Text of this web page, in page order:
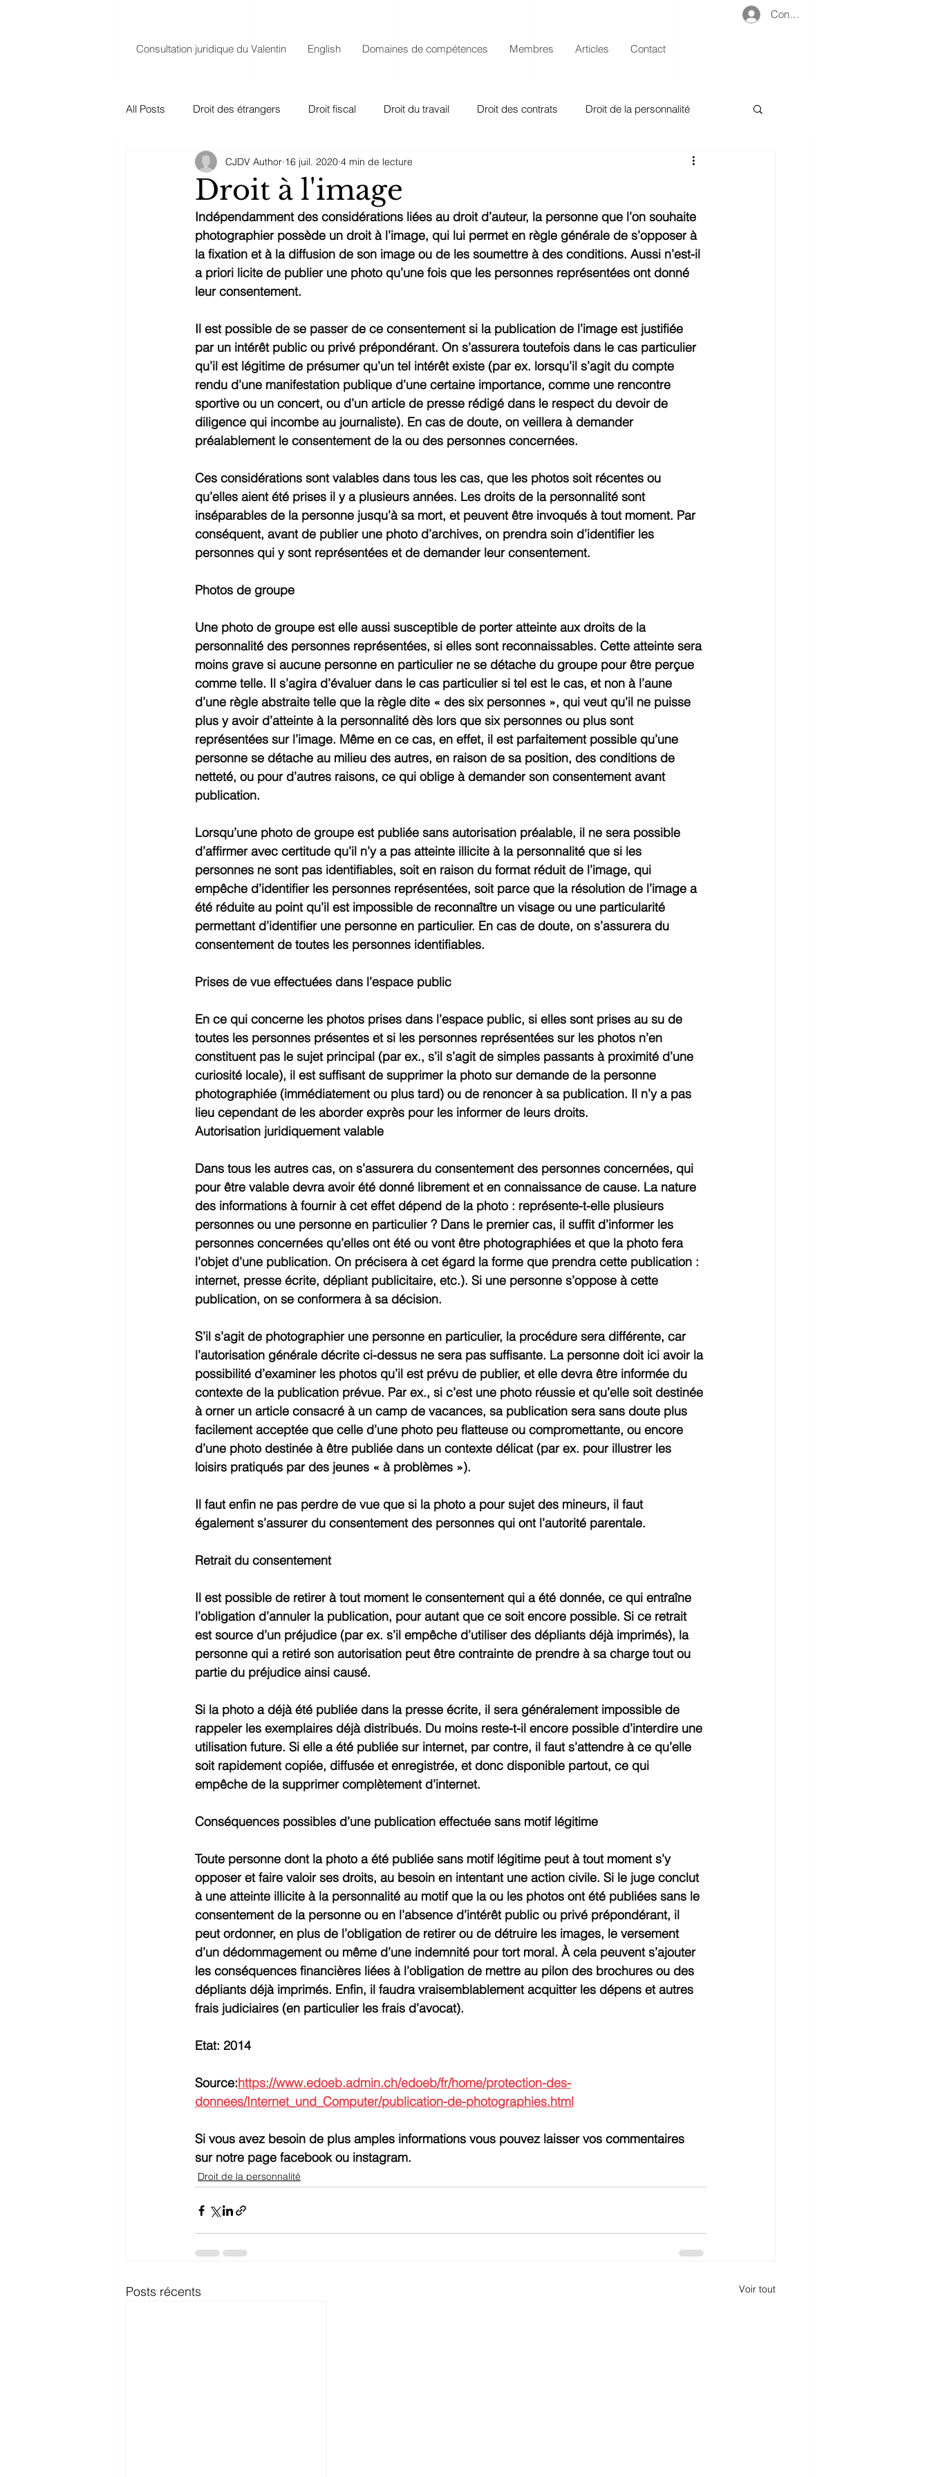
Connexion
Consultation juridique du Valentin English Domaines de compétences Membres Articles Contact
All Posts Droit des étrangers Droit fiscal Droit du travail Droit des contrats Droit de la personnalité
Droit successoral Droit des obligations Droit de bail
Droit de la famille Covid 19 Autres Droit de la construction
Droit à l'image
CJDV Author 16 juil. 2020 4 min de lecture
Indépendamment des considérations liées au droit d’auteur, la personne que l’on souhaite
photographier possède un droit à l’image, qui lui permet en règle générale de s’opposer à
la fixation et à la diffusion de son image ou de les soumettre à des conditions. Aussi n’est-il
a priori licite de publier une photo qu’une fois que les personnes représentées ont donné
leur consentement.
Il est possible de se passer de ce consentement si la publication de l’image est justifiée
par un intérêt public ou privé prépondérant. On s’assurera toutefois dans le cas particulier
qu’il est légitime de présumer qu’un tel intérêt existe (par ex. lorsqu’il s’agit du compte
rendu d’une manifestation publique d’une certaine importance, comme une rencontre
sportive ou un concert, ou d’un article de presse rédigé dans le respect du devoir de
diligence qui incombe au journaliste). En cas de doute, on veillera à demander
préalablement le consentement de la ou des personnes concernées.
Ces considérations sont valables dans tous les cas, que les photos soit récentes ou
qu’elles aient été prises il y a plusieurs années. Les droits de la personnalité sont
inséparables de la personne jusqu’à sa mort, et peuvent être invoqués à tout moment. Par
conséquent, avant de publier une photo d’archives, on prendra soin d’identifier les
personnes qui y sont représentées et de demander leur consentement.
Photos de groupe
Une photo de groupe est elle aussi susceptible de porter atteinte aux droits de la
personnalité des personnes représentées, si elles sont reconnaissables. Cette atteinte sera
moins grave si aucune personne en particulier ne se détache du groupe pour être perçue
comme telle. Il s’agira d’évaluer dans le cas particulier si tel est le cas, et non à l’aune
d’une règle abstraite telle que la règle dite « des six personnes », qui veut qu’il ne puisse
plus y avoir d’atteinte à la personnalité dès lors que six personnes ou plus sont
représentées sur l’image. Même en ce cas, en effet, il est parfaitement possible qu’une
personne se détache au milieu des autres, en raison de sa position, des conditions de
netteté, ou pour d’autres raisons, ce qui oblige à demander son consentement avant
publication.
Lorsqu’une photo de groupe est publiée sans autorisation préalable, il ne sera possible
d’affirmer avec certitude qu’il n’y a pas atteinte illicite à la personnalité que si les
personnes ne sont pas identifiables, soit en raison du format réduit de l’image, qui
empêche d’identifier les personnes représentées, soit parce que la résolution de l’image a
été réduite au point qu’il est impossible de reconnaître un visage ou une particularité
permettant d’identifier une personne en particulier. En cas de doute, on s’assurera du
consentement de toutes les personnes identifiables.
Prises de vue effectuées dans l’espace public
En ce qui concerne les photos prises dans l’espace public, si elles sont prises au su de
toutes les personnes présentes et si les personnes représentées sur les photos n’en
constituent pas le sujet principal (par ex., s’il s’agit de simples passants à proximité d’une
curiosité locale), il est suffisant de supprimer la photo sur demande de la personne
photographiée (immédiatement ou plus tard) ou de renoncer à sa publication. Il n’y a pas
lieu cependant de les aborder exprès pour les informer de leurs droits.
Autorisation juridiquement valable
Dans tous les autres cas, on s’assurera du consentement des personnes concernées, qui
pour être valable devra avoir été donné librement et en connaissance de cause. La nature
des informations à fournir à cet effet dépend de la photo : représente-t-elle plusieurs
personnes ou une personne en particulier ? Dans le premier cas, il suffit d’informer les
personnes concernées qu’elles ont été ou vont être photographiées et que la photo fera
l’objet d’une publication. On précisera à cet égard la forme que prendra cette publication :
internet, presse écrite, dépliant publicitaire, etc.). Si une personne s’oppose à cette
publication, on se conformera à sa décision.
S’il s’agit de photographier une personne en particulier, la procédure sera différente, car
l’autorisation générale décrite ci-dessus ne sera pas suffisante. La personne doit ici avoir la
possibilité d’examiner les photos qu’il est prévu de publier, et elle devra être informée du
contexte de la publication prévue. Par ex., si c’est une photo réussie et qu’elle soit destinée
à orner un article consacré à un camp de vacances, sa publication sera sans doute plus
facilement acceptée que celle d’une photo peu flatteuse ou compromettante, ou encore
d’une photo destinée à être publiée dans un contexte délicat (par ex. pour illustrer les
loisirs pratiqués par des jeunes « à problèmes »).
Il faut enfin ne pas perdre de vue que si la photo a pour sujet des mineurs, il faut
également s’assurer du consentement des personnes qui ont l’autorité parentale.
Retrait du consentement
Il est possible de retirer à tout moment le consentement qui a été donnée, ce qui entraîne
l’obligation d’annuler la publication, pour autant que ce soit encore possible. Si ce retrait
est source d’un préjudice (par ex. s’il empêche d’utiliser des dépliants déjà imprimés), la
personne qui a retiré son autorisation peut être contrainte de prendre à sa charge tout ou
partie du préjudice ainsi causé.
Si la photo a déjà été publiée dans la presse écrite, il sera généralement impossible de
rappeler les exemplaires déjà distribués. Du moins reste-t-il encore possible d’interdire une
utilisation future. Si elle a été publiée sur internet, par contre, il faut s’attendre à ce qu’elle
soit rapidement copiée, diffusée et enregistrée, et donc disponible partout, ce qui
empêche de la supprimer complètement d’internet.
Conséquences possibles d’une publication effectuée sans motif légitime
Toute personne dont la photo a été publiée sans motif légitime peut à tout moment s’y
opposer et faire valoir ses droits, au besoin en intentant une action civile. Si le juge conclut
à une atteinte illicite à la personnalité au motif que la ou les photos ont été publiées sans le
consentement de la personne ou en l’absence d’intérêt public ou privé prépondérant, il
peut ordonner, en plus de l’obligation de retirer ou de détruire les images, le versement
d’un dédommagement ou même d’une indemnité pour tort moral. À cela peuvent s’ajouter
les conséquences financières liées à l’obligation de mettre au pilon des brochures ou des
dépliants déjà imprimés. Enfin, il faudra vraisemblablement acquitter les dépens et autres
frais judiciaires (en particulier les frais d’avocat).
Etat: 2014
Source:https://www.edoeb.admin.ch/edoeb/fr/home/protection-des-
donnees/Internet_und_Computer/publication-de-photographies.html
Si vous avez besoin de plus amples informations vous pouvez laisser vos commentaires
sur notre page facebook ou instagram.
Droit de la personnalité
Posts récents Voir tout